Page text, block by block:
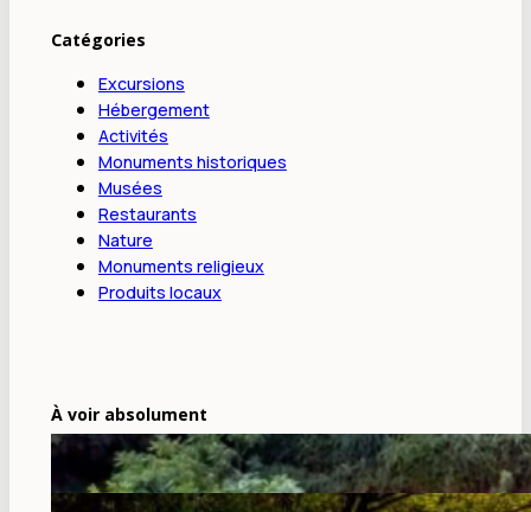
Catégories
Excursions
Hébergement
Activités
Monuments historiques
Musées
Restaurants
Nature
Monuments religieux
Produits locaux
À voir absolument